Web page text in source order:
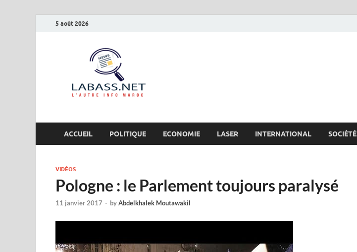
5 août 2026
ACCUEIL POLITIQUE ECONOMIE LASER INTERNATIONAL SOCIÉTÉ
VIDÉOS
Pologne : le Parlement toujours paralysé
11 janvier 2017 - byAbdelkhalek Moutawakil